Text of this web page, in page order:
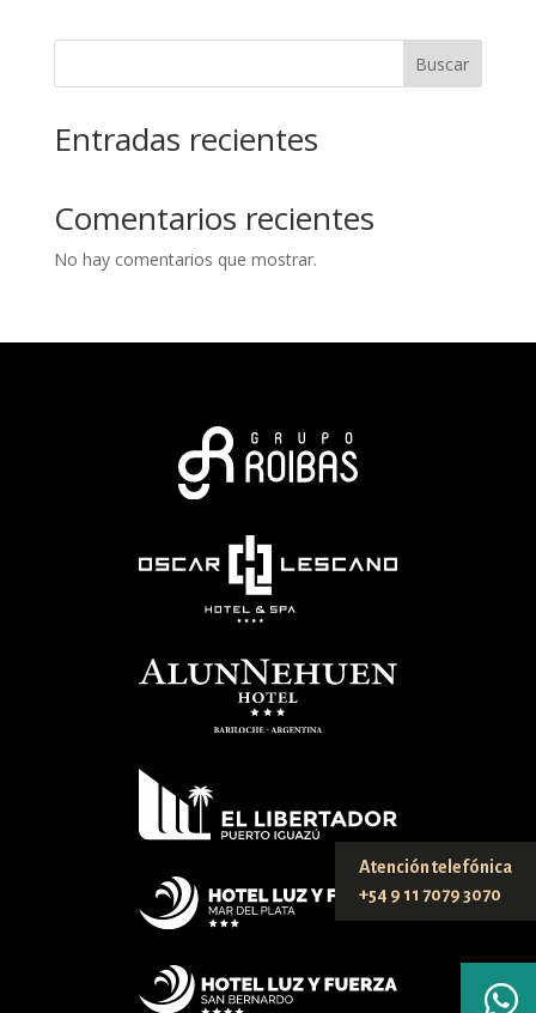
Buscar
Entradas recientes
Comentarios recientes
No hay comentarios que mostrar.
Atención telefónica
+54 9 11 7079 3070
